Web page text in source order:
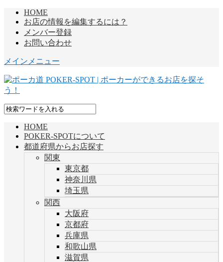
HOME
お店の情報を編集するには？
メンバー登録
お問い合わせ
メインメニュー
HOME
POKER-SPOTについて
都道府県からお店探す
関東
東京都
神奈川県
埼玉県
関西
大阪府
京都府
兵庫県
和歌山県
滋賀県